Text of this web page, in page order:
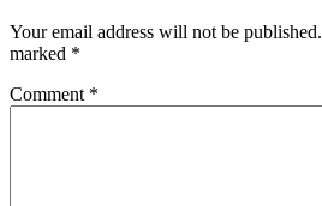
Your email address will not be published.
marked *
Comment *